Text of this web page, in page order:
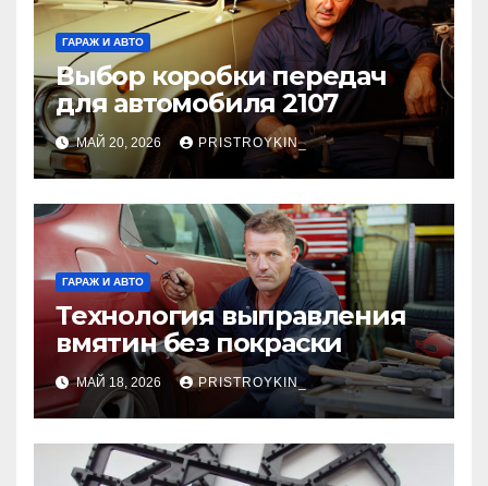
ГАРАЖ И АВТО
Выбор коробки передач
для автомобиля 2107
МАЙ 20, 2026 PRISTROYKIN_
ГАРАЖ И АВТО
Технология выправления
вмятин без покраски
МАЙ 18, 2026 PRISTROYKIN_